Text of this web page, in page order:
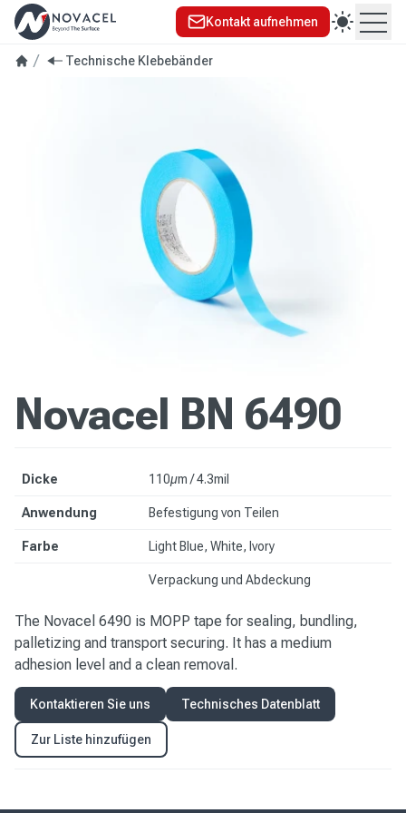
Kontakt aufnehmen
Technische Klebebänder
Novacel BN 6490
Dicke 110µm / 4.3mil
Anwendung Befestigung von Teilen
Farbe Light Blue, White, Ivory
Verpackung und Abdeckung
The Novacel 6490 is MOPP tape for sealing, bundling,
palletizing and transport securing. It has a medium
adhesion level and a clean removal.
Kontaktieren Sie uns Technisches Datenblatt
Zur Liste hinzufügen